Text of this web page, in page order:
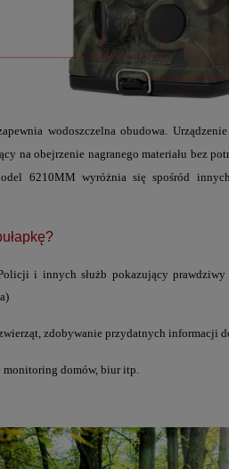
wodoszczelna obudowa.
na obejrzenie nagranego materiału bez
6210MM wyróżnia się spośród
i innych służb pokazujący
zdobywanie przydatnych informacji
domów, biur itp.